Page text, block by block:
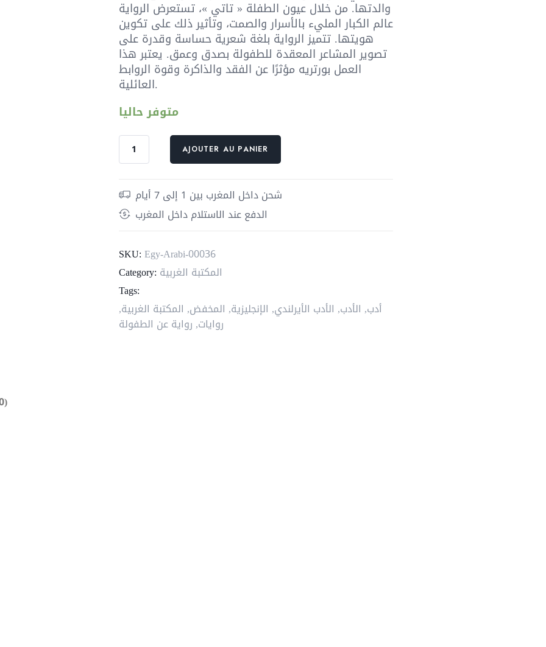
والدتها. من خلال عيون الطفلة « تاتي »، تستعرض الرواية
عالم الكبار المليء بالأسرار والصمت، وتأثير ذلك على تكوين
هويتها. تتميز الرواية بلغة شعرية حساسة وقدرة على
تصوير المشاعر المعقدة للطفولة بصدق وعمق. يعتبر هذا
العمل بورتريه مؤثرًا عن الفقد والذاكرة وقوة الروابط
العائلية.
متوفر حاليا
quantité
AJOUTER AU PANIER
شحن داخل المغرب بين 1 إلى 7 أيام
الدفع عند الاستلام داخل المغرب
SKU: Egy-Arabi-00036
Category: المكتبة الغربية
Tags:
أدب, الأدب, الأدب الأيرلندي, الإنجليزية, المخفض, المكتبة الغربية,
روايات,رواية عن الطفولة